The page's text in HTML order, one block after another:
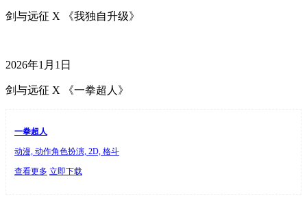
剑与远征 X 《我独自升级》
2026年1月1日
剑与远征 X 《一拳超人》
一拳超人
动漫, 动作角色扮演, 2D, 格斗
查看更多 立即下载